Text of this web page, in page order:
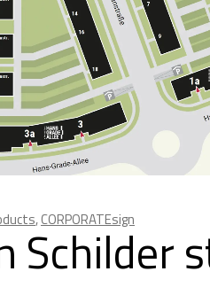
,CORPORATEsign
Schilder